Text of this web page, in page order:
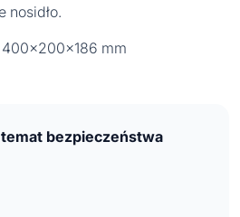
nosidło.
400x200x186 mm
bezpieczeństwa